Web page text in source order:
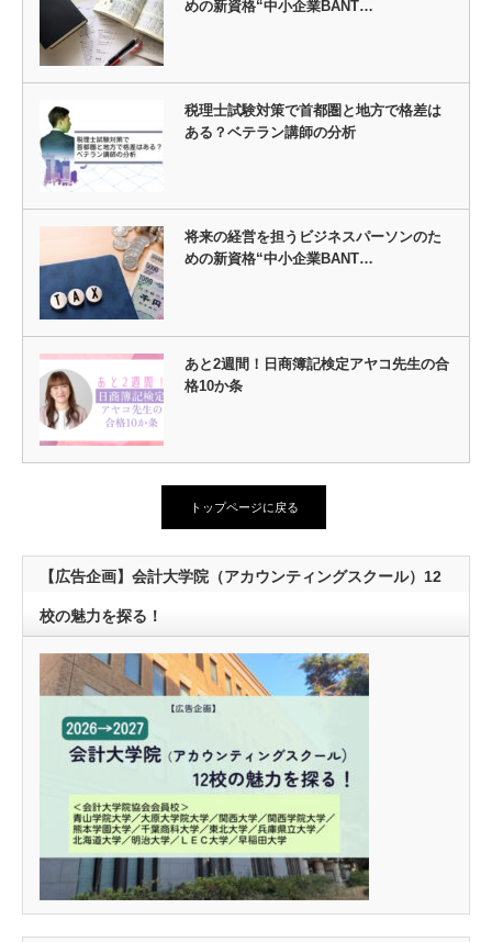
めの新資格“中小企業BANT…
税理士試験対策で首都圏と地方で格差は
ある？ベテラン講師の分析
将来の経営を担うビジネスパーソンのた
めの新資格“中小企業BANT…
あと2週間！日商簿記検定アヤコ先生の合
格10か条
トップページに戻る
【広告企画】会計大学院（アカウンティングスクール）12
校の魅力を探る！